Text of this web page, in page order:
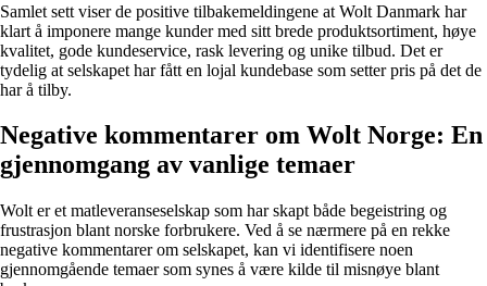
Samlet sett viser de positive tilbakemeldingene at Wolt Danmark har
klart å imponere mange kunder med sitt brede produktsortiment, høye
kvalitet, gode kundeservice, rask levering og unike tilbud. Det er
tydelig at selskapet har fått en lojal kundebase som setter pris på det de
har å tilby.
Negative kommentarer om Wolt Norge: En
gjennomgang av vanlige temaer
Wolt er et matleveranseselskap som har skapt både begeistring og
frustrasjon blant norske forbrukere. Ved å se nærmere på en rekke
negative kommentarer om selskapet, kan vi identifisere noen
gjennomgående temaer som synes å være kilde til misnøye blant